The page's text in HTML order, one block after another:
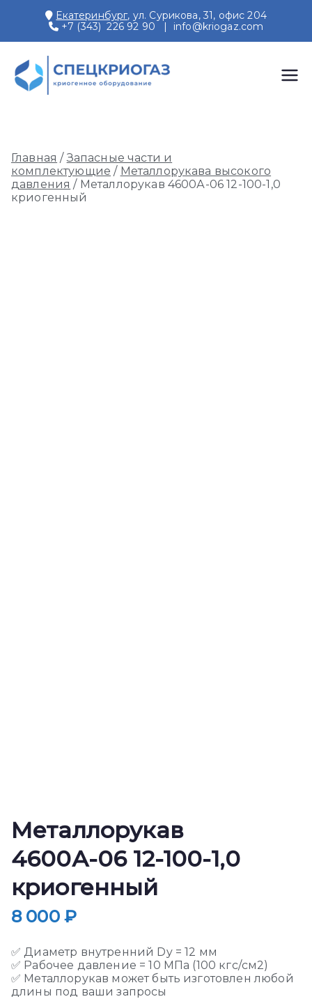
содержимому
Екатеринбург, ул. Сурикова, 31, офис 204
+7 (343) 226 92 90 | info@kriogaz.com
Производство и поставки
Главная /Запасные части и
комплектующие / Металлорукава высокого
давления / Металлорукав 4600А-06 12-100-1,0
криогенный
Металлорукав
4600А-06 12-100-1,0
криогенный
8 000 ₽
✅ Диаметр внутренний Dy = 12 мм
✅ Рабочее давление = 10 МПа (100 кгс/см2)
✅ Металлорукав может быть изготовлен любой
длины под ваши запросы